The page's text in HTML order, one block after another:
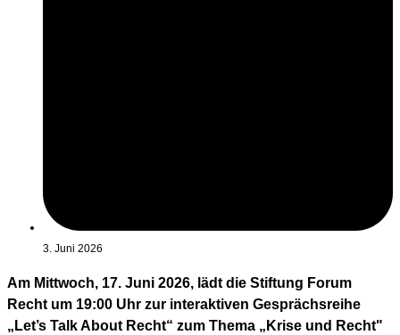
3. Juni 2026
Am Mittwoch, 17. Juni 2026, lädt die Stiftung Forum
Recht um 19:00 Uhr zur interaktiven Gesprächsreihe
„Let’s Talk About Recht“ zum Thema „Krise und Recht"